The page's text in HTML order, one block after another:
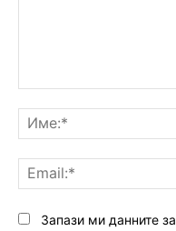
Запази ми данните